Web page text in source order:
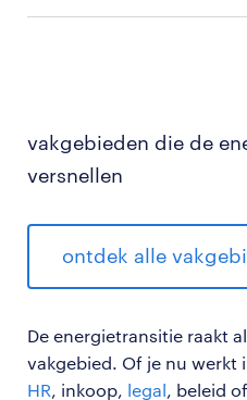
vakgebieden die de
versnellen
ontdek alle
De energietransitie raakt
vakgebied. Of je nu werkt
HR, inkoop, legal, beleid of